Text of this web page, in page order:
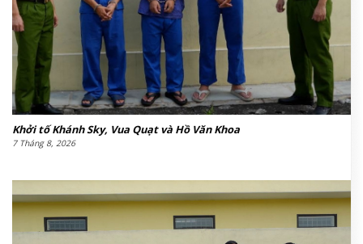
Khởi tố Khánh Sky, Vua Quạt và Hồ Văn Khoa
7 Tháng 8, 2026